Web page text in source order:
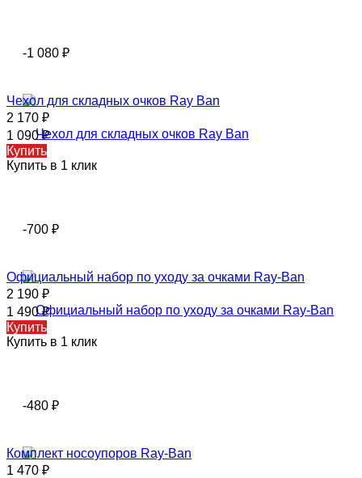
-1 080 ₽
Чехол для складных очков Ray Ban
2 170 ₽
1 090₽
Купить
Купить в 1 клик
-700 ₽
Официальный набор по уходу за очками Ray-Ban
2 190 ₽
1 490₽
Купить
Купить в 1 клик
-480 ₽
Комплект носоупоров Ray-Ban
1 470 ₽